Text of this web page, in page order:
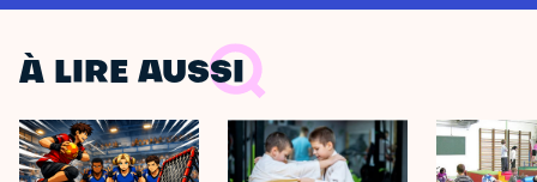
À LIRE AUSSI